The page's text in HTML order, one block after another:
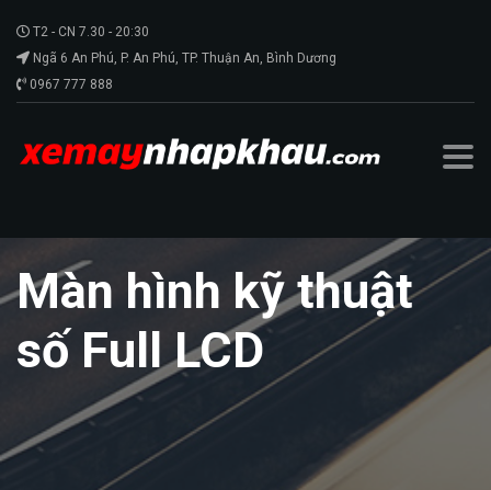
T2 - CN 7.30 - 20:30
Ngã 6 An Phú, P. An Phú, TP. Thuận An, Bình Dương
0967 777 888
Màn hình kỹ thuật
số Full LCD